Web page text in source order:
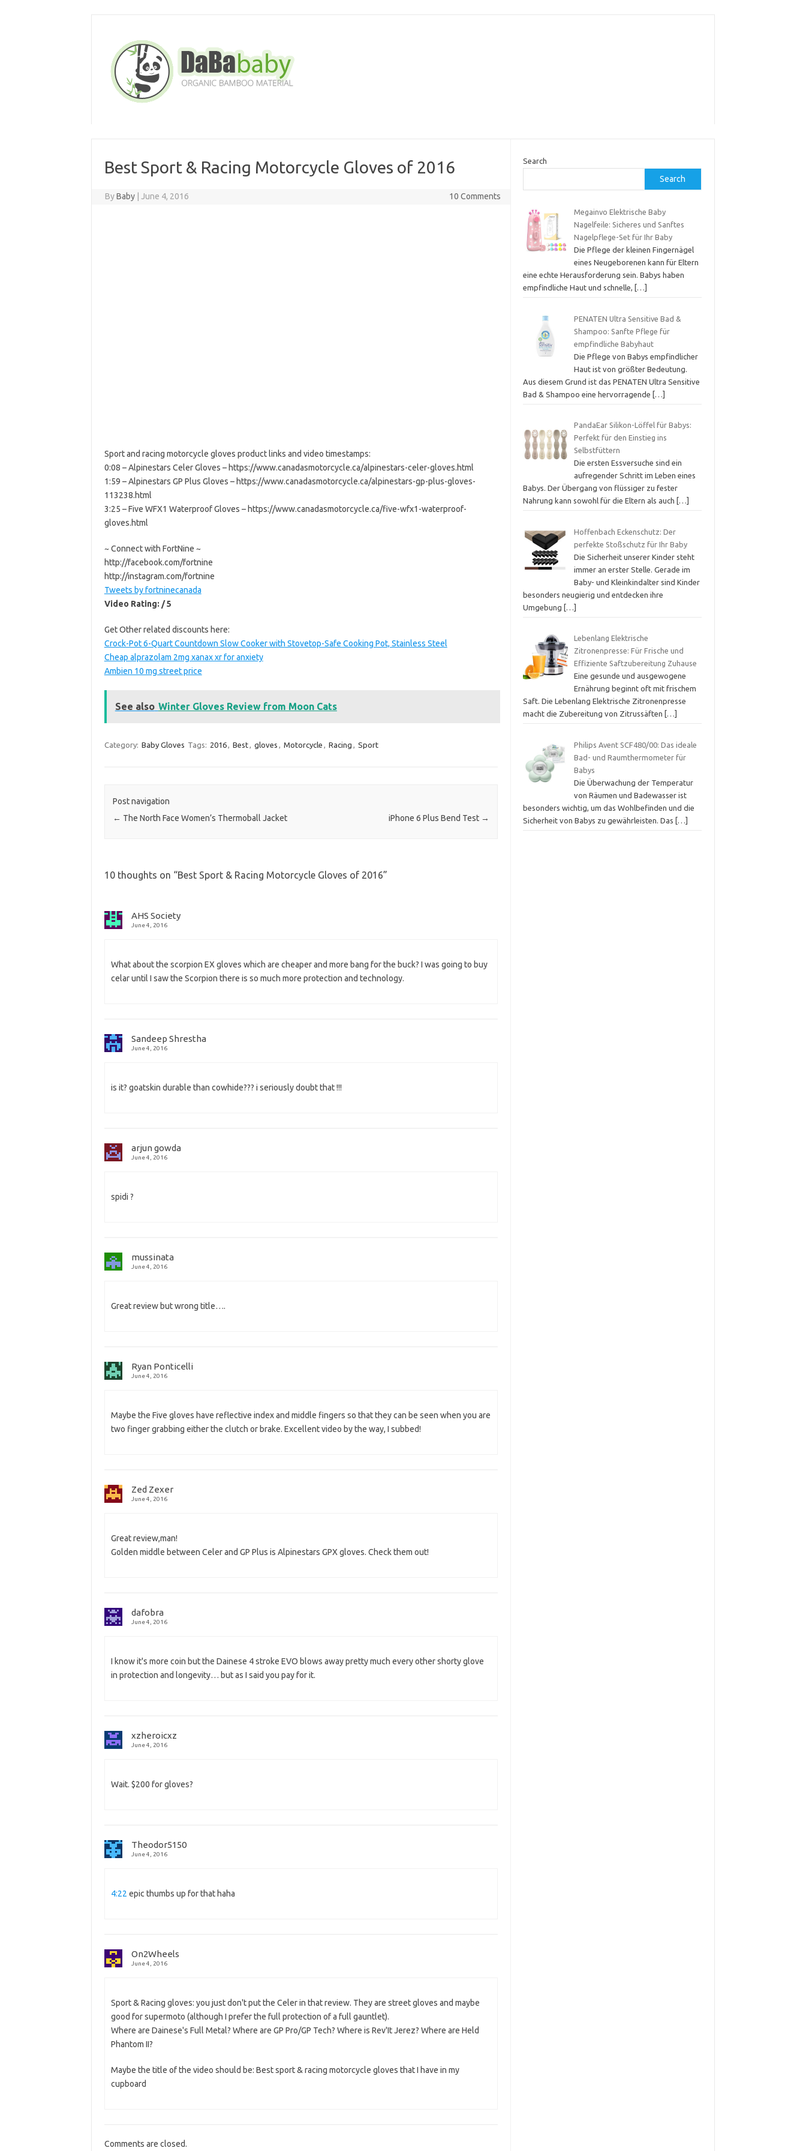
Best Sport & Racing Motorcycle Gloves of 2016
ByBaby June 4, 2016 10 Comments
Sport and racing motorcycle gloves product links and video timestamps:
0:08 – Alpinestars Celer Gloves – https://www.canadasmotorcycle.ca/alpinestars-celer-gloves.html
1:59 – Alpinestars GP Plus Gloves – https://www.canadasmotorcycle.ca/alpinestars-gp-plus-gloves-
113238.html
3:25 – Five WFX1 Waterproof Gloves – https://www.canadasmotorcycle.ca/five-wfx1-waterproof-
gloves.html
~ Connect with FortNine ~
http://facebook.com/fortnine
http://instagram.com/fortnine
Tweets by fortninecanada
Video Rating: / 5
Get Other related discounts here:
Crock-Pot 6-Quart Countdown Slow Cooker with Stovetop-Safe Cooking Pot, Stainless Steel
Cheap alprazolam 2mg xanax xr for anxiety
Ambien 10 mg street price
See also Winter Gloves Review from Moon Cats
Category: Baby Gloves Tags: 2016, Best, gloves , Motorcycle , Racing , Sport
Post navigation
← The North Face Women’s Thermoball Jacket iPhone 6 Plus Bend Test →
10 thoughts on “Best Sport & Racing Motorcycle Gloves of 2016”
AHS Society
June 4, 2016
What about the scorpion EX gloves which are cheaper and more bang for the buck? I was going to buy
celar until I saw the Scorpion there is so much more protection and technology.
Sandeep Shrestha
June 4, 2016
is it? goatskin durable than cowhide??? i seriously doubt that !!!
arjun gowda
June 4, 2016
spidi ?
mussinata
June 4, 2016
Great review but wrong title….
Ryan Ponticelli
June 4, 2016
Maybe the Five gloves have reflective index and middle fingers so that they can be seen when you are
two finger grabbing either the clutch or brake. Excellent video by the way, I subbed!
Zed Zexer
June 4, 2016
Great review,man!
Golden middle between Celer and GP Plus is Alpinestars GPX gloves. Check them out!
dafobra
June 4, 2016
I know it's more coin but the Dainese 4 stroke EVO blows away pretty much every other shorty glove
in protection and longevity… but as I said you pay for it.
xzheroicxz
June 4, 2016
Wait. $200 for gloves?
Theodor5150
June 4, 2016
4:22 epic thumbs up for that haha
On2Wheels
June 4, 2016
Sport & Racing gloves: you just don't put the Celer in that review. They are street gloves and maybe
good for supermoto (although I prefer the full protection of a full gauntlet).
Where are Dainese's Full Metal? Where are GP Pro/GP Tech? Where is Rev'It Jerez? Where are Held
Phantom II?
Maybe the title of the video should be: Best sport & racing motorcycle gloves that I have in my
cupboard
Comments are closed.
Search
Search
Megainvo Elektrische Baby
Nagelfeile: Sicheres und Sanftes
Nagelpflege-Set für Ihr Baby
Die Pflege der kleinen Fingernägel
eines Neugeborenen kann für Eltern
eine echte Herausforderung sein. Babys haben
empfindliche Haut und schnelle,
[…]
PENATEN Ultra Sensitive Bad &
Shampoo: Sanfte Pflege für
empfindliche Babyhaut
Die Pflege von Babys empfindlicher
Haut ist von größter Bedeutung.
Aus diesem Grund ist das PENATEN Ultra Sensitive
Bad & Shampoo eine hervorragende […]
PandaEar Silikon-Löffel für Babys:
Perfekt für den Einstieg ins
Selbstfüttern
Die ersten Essversuche sind ein
aufregender Schritt im Leben eines
Babys. Der Übergang von flüssiger zu fester
Nahrung kann sowohl für die Eltern als auch
[…]
Hoffenbach Eckenschutz: Der
perfekte Stoßschutz für Ihr Baby
Die Sicherheit unserer Kinder steht
immer an erster Stelle. Gerade im
Baby- und Kleinkindalter sind Kinder
besonders neugierig und entdecken ihre
Umgebung […]
Lebenlang Elektrische
Zitronenpresse: Für Frische und
Effiziente Saftzubereitung Zuhause
Eine gesunde und ausgewogene
Ernährung beginnt oft mit frischem
Saft. Die Lebenlang Elektrische Zitronenpresse
macht die Zubereitung von Zitrussäften
[…]
Philips Avent SCF480/00: Das ideale
Bad- und Raumthermometer für
Babys
Die Überwachung der Temperatur
von Räumen und Badewasser ist
besonders wichtig, um das Wohlbefinden und die
Sicherheit von Babys zu gewährleisten. Das […]